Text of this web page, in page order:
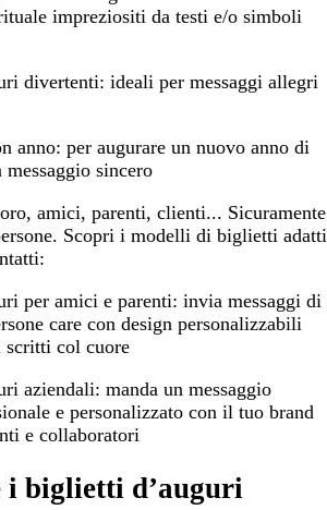
impreziositi da testi e/o simboli
divertenti: ideali per messaggi allegri
anno: per augurare un nuovo anno di
messaggio sincero
amici, parenti, clienti... Sicuramente
Scopri i modelli di biglietti adatti
per amici e parenti: invia messaggi di
care con design personalizzabili
scritti col cuore
aziendali: manda un messaggio
e personalizzato con il tuo brand
e collaboratori
i biglietti d’auguri